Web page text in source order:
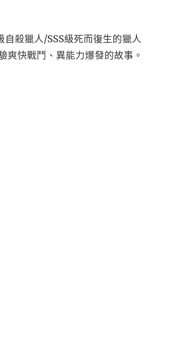
殺獵人/SSS級死而復生的獵人
爽快戰鬥、異能力爆發的故事。